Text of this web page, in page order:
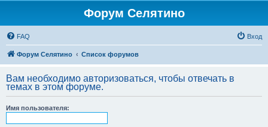
Форум Селятино
FAQ Вход
Форум Селятино Список форумов
Вам необходимо авторизоваться, чтобы отвечать в
темах в этом форуме.
Имя пользователя: